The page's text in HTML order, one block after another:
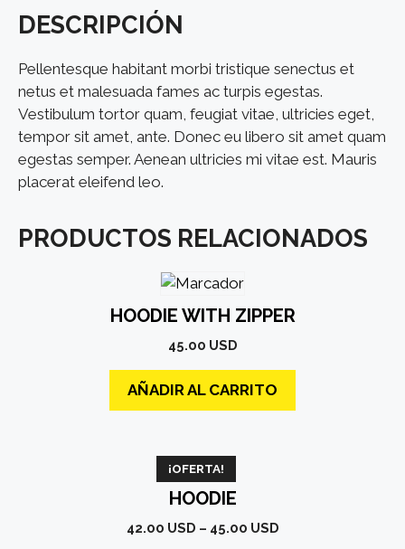
DESCRIPCIÓN
Pellentesque habitant morbi tristique senectus et
netus et malesuada fames ac turpis egestas.
Vestibulum tortor quam, feugiat vitae, ultricies eget,
tempor sit amet, ante. Donec eu libero sit amet quam
egestas semper. Aenean ultricies mi vitae est. Mauris
placerat eleifend leo.
PRODUCTOS RELACIONADOS
HOODIE WITH ZIPPER
45.00 USD
AÑADIR AL CARRITO
¡OFERTA!
HOODIE
42.00 USD – 45.00 USDPrice